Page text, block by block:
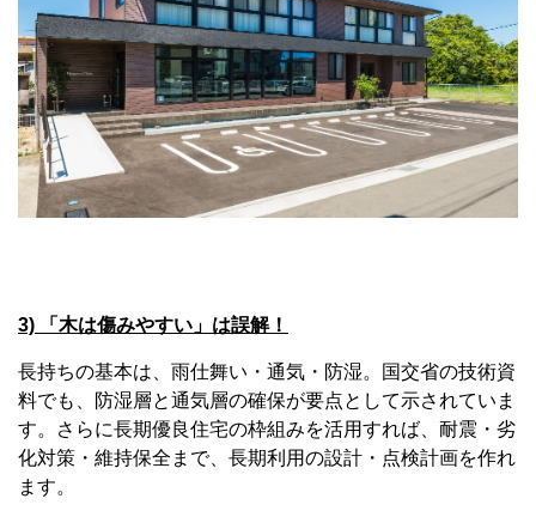
3) 「木は傷みやすい」は誤解！
長持ちの基本は、雨仕舞い・通気・防湿。国交省の技術資
料でも、防湿層と通気層の確保が要点として示されていま
す。さらに長期優良住宅の枠組みを活用すれば、耐震・劣
化対策・維持保全まで、長期利用の設計・点検計画を作れ
ます。